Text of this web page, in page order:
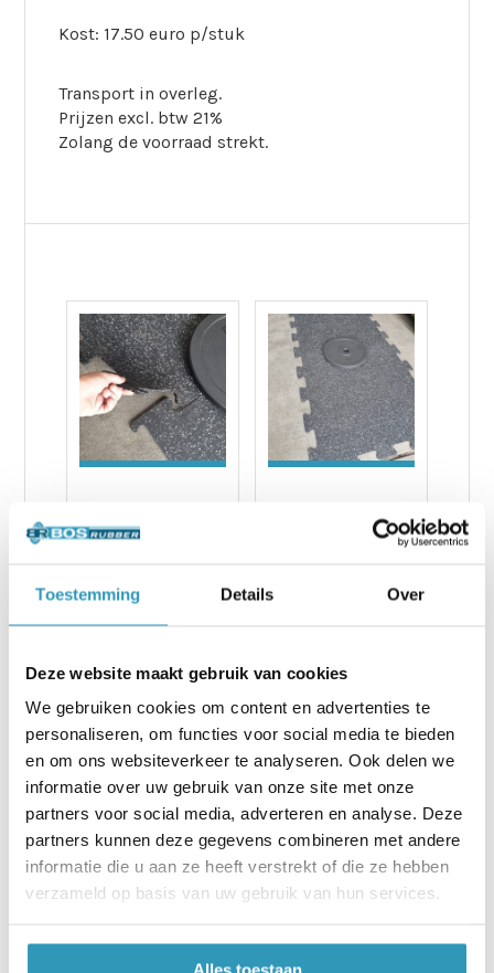
Toestemming Details Over
Deze website maakt gebruik van cookies
We gebruiken cookies om content en advertenties te
personaliseren, om functies voor social media te bieden
en om ons websiteverkeer te analyseren. Ook delen we
informatie over uw gebruik van onze site met onze
partners voor social media, adverteren en analyse. Deze
partners kunnen deze gegevens combineren met andere
informatie die u aan ze heeft verstrekt of die ze hebben
verzameld op basis van uw gebruik van hun services.
Alles toestaan
Kost: 17.50 euro p/stuk
Transport in overleg.
Prijzen excl. btw 21%
Zolang de voorraad strekt.
Meer informatie